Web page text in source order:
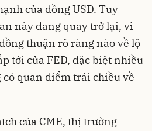
của đồng USD. Tuy
này đang quay trở lại, vì
thuận rõ ràng nào về lộ
tới của FED, đặc biệt nhiều
có quan điểm trái chiều về
của CME, thị trường